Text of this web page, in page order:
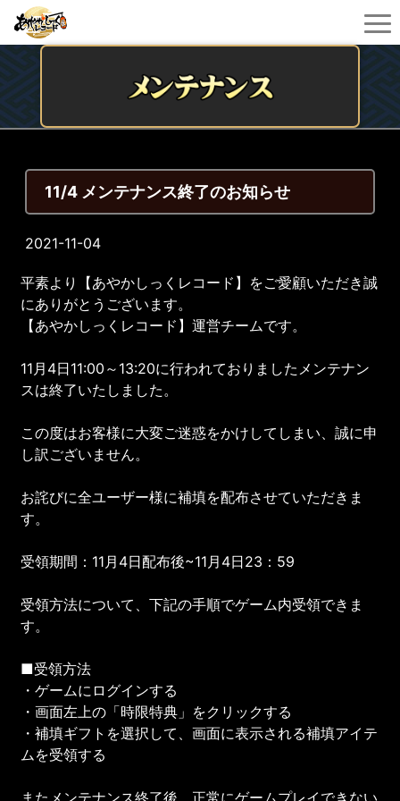
11/4 メンテナンス終了のお知らせ
2021-11-04
平素より【あやかしっくレコード】をご愛顧いただき誠
にありがとうございます。
【あやかしっくレコード】運営チームです。
11月4日11:00～13:20に行われておりましたメンテナン
スは終了いたしました。
この度はお客様に大変ご迷惑をかけしてしまい、誠に申
し訳ございません。
お詫びに全ユーザー様に補填を配布させていただきま
す。
受領期間：11月4日配布後~11月4日23：59
受領方法について、下記の手順でゲーム内受領できま
す。
■受領方法
・ゲームにログインする
・画面左上の「時限特典」をクリックする
・補填ギフトを選択して、画面に表示される補填アイテ
ムを受領する
またメンテナンス終了後、正常にゲームプレイできない